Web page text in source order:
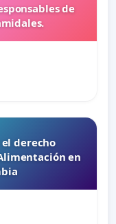
de
derecho
en